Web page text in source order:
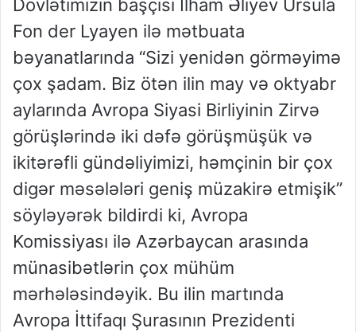
Dövlətimizin başçısı İlham Əliyev Ursula
Fon der Lyayen ilə mətbuata
bəyanatlarında “Sizi yenidən görməyimə
çox şadam. Biz ötən ilin may və oktyabr
aylarında Avropa Siyasi Birliyinin Zirvə
görüşlərində iki dəfə görüşmüşük və
ikitərəfli gündəliyimizi, həmçinin bir çox
digər məsələləri geniş müzakirə etmişik”
söyləyərək bildirdi ki, Avropa
Komissiyası ilə Azərbaycan arasında
münasibətlərin çox mühüm
mərhələsindəyik. Bu ilin martında
Avropa İttifaqı Şurasının Prezidenti